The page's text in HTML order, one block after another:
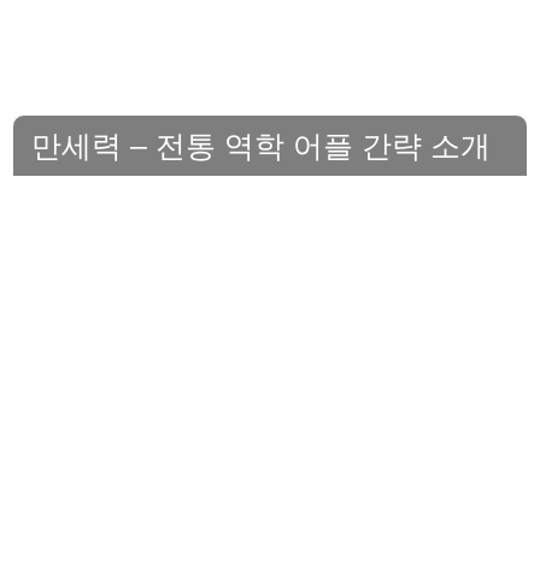
만세력 – 전통 역학 어플 간략 소개